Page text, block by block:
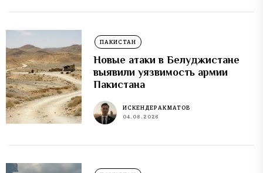
ПАКИСТАН
Новые атаки в Белуджистане
выявили уязвимость армии
Пакистана
ИСКЕНДЕР АКМАТОВ
04.08.2026